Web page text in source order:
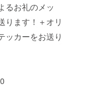
るお礼のメッ
ります！＋オリ
ッカーをお送り